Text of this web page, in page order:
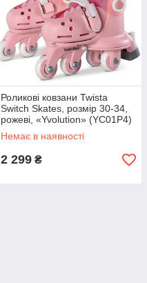
Роликові ковзани Twista
Switch Skates, розмір 30-34,
рожеві, «Yvolution» (YC01P4)
Немає в наявності
2 299 ₴